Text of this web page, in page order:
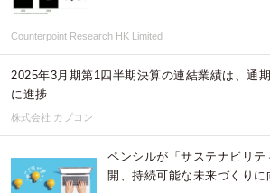
Counterpoint Research HK Limited
2025年3月期第1四半期決算の連結業績は、通
に進捗
株式会社 カプコン
ペンシルが「サステナビリ
開、持続可能な未来づくりに